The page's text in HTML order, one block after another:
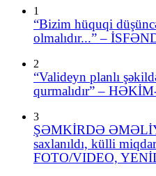
1
“Bizim hüquqi
olmalıdır...” –
2
“Valideyn planlı
qurmalıdır” –
3
ŞƏMKİRDƏ
saxlanıldı, külli
FOTO/VIDEO,